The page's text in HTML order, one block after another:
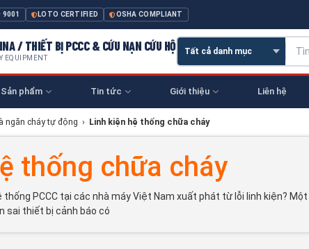
9001 LOTO CERTIFIED OSHA COMPLIANT
/ THIẾT BỊ PCCC & CỨU NẠN CỨU HỘ
EQUIPMENT
Sản phẩm Tin tức Giới thiệu Liên hệ
ngăn cháy tự động › Linh kiện hệ thống chữa cháy
thống chữa cháy
thống PCCC tại các nhà máy Việt Nam xuất phát từ lỗi linh kiện?
sai thiết bị cảnh báo có